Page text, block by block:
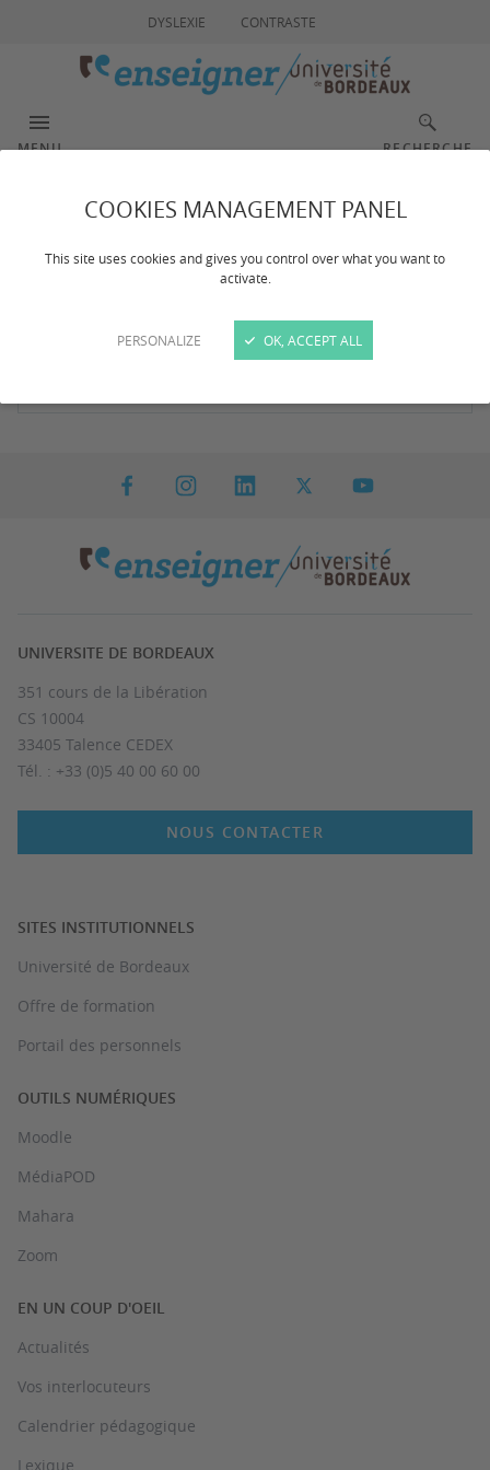
COOKIES MANAGEMENT PANEL
This site uses cookies and gives you control over what you want to
activate.
PERSONALIZE OK, ACCEPT ALL
DYSLEXIE CONTRASTE
MENU RECHERCHE
Résultat de votre
UNIVERSITE DE BORDEAUX
351 cours de la Libération
CS 10004
33405 Talence CEDEX
Tél. : +33 (0)5 40 00 60 00
NOUS CONTACTER
SITES INSTITUTIONNELS
Université de Bordeaux
Offre de formation
Portail des personnels
OUTILS NUMÉRIQUES
Moodle
MédiaPOD
Mahara
Zoom
EN UN COUP D'OEIL
Actualités
Vos interlocuteurs
Calendrier pédagogique
Lexique